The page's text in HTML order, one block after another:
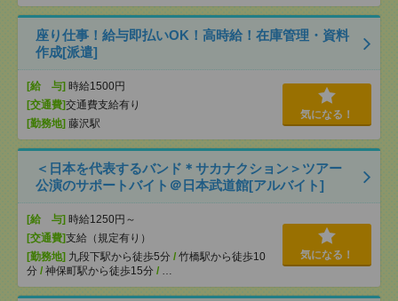
座り仕事！給与即払いOK！高時給！在庫管理・資料
作成[派遣]
[給 与] 時給1500円
[交通費]交通費支給有り
[勤務地] 藤沢駅
気になる！
＜日本を代表するバンド＊サカナクション＞ツアー
公演のサポートバイト＠日本武道館[アルバイト]
[給 与] 時給1250円～
[交通費]支給（規定有り）
[勤務地] 九段下駅から徒歩5分 / 竹橋駅から徒歩10
分 / 神保町駅から徒歩15分 / …
気になる！